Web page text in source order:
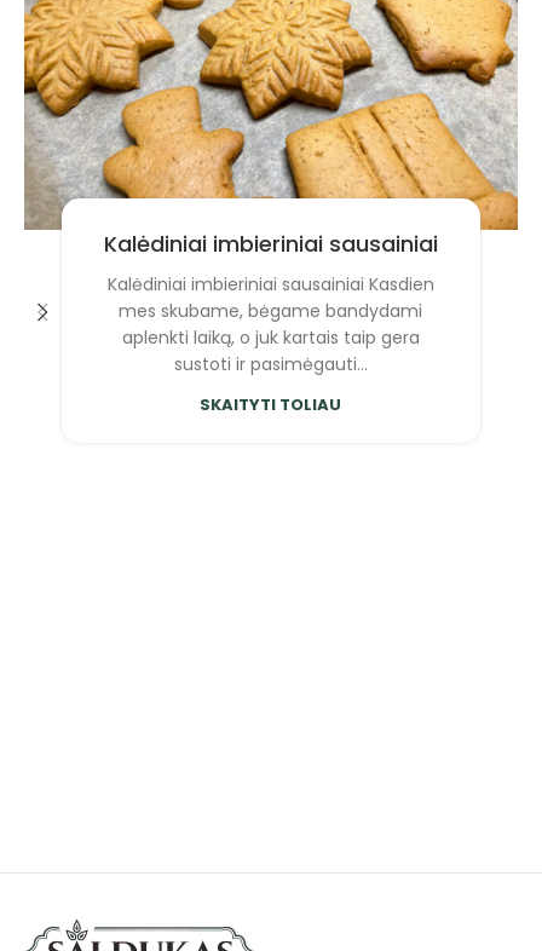
Kalėdiniai imbieriniai sausainiai
Kalėdiniai imbieriniai sausainiai Kasdien
mes skubame, bėgame bandydami
aplenkti laiką, o juk kartais taip gera
sustoti ir pasimėgauti...
SKAITYTI TOLIAU